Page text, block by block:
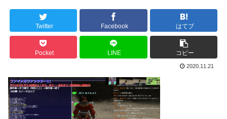
Twitter Facebook はてブ
Pocket LINE コピー
2020.11.21